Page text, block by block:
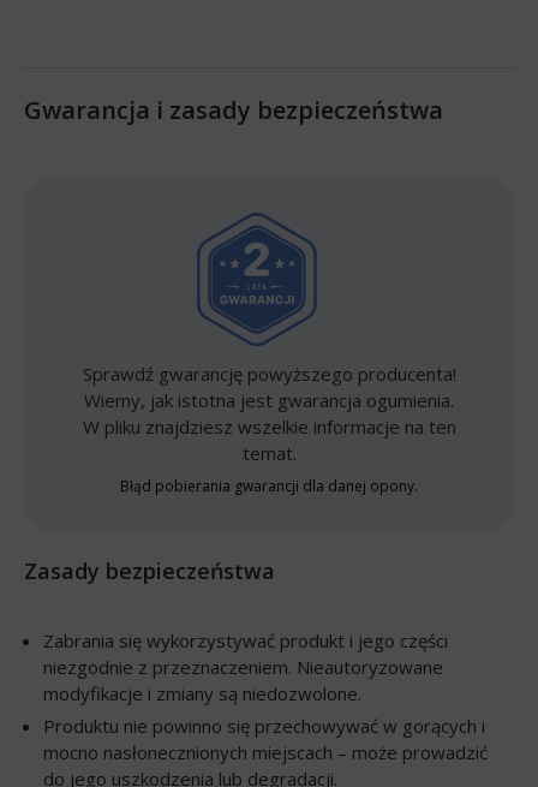
Gwarancja i zasady bezpieczeństwa
Sprawdź gwarancję powyższego producenta!
Wiemy, jak istotna jest gwarancja ogumienia.
W pliku znajdziesz wszelkie informacje na ten
temat.
Błąd pobierania gwarancji dla danej opony.
Zasady bezpieczeństwa
Zabrania się wykorzystywać produkt i jego części
niezgodnie z przeznaczeniem. Nieautoryzowane
modyfikacje i zmiany są niedozwolone.
Produktu nie powinno się przechowywać w gorących i
mocno nasłonecznionych miejscach – może prowadzić
do jego uszkodzenia lub degradacji.